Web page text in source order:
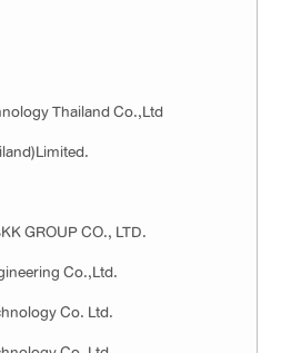
Thailand Co.,Ltd
GROUP CO., LTD.
Co.,Ltd.
Co. Ltd.